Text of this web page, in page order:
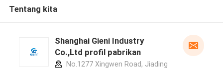
Tentang kita
Shanghai Gieni Industry
Co.,Ltd profil pabrikan
No.1277 Xingwen Road, Jiading